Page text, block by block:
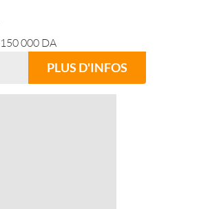
150 000 DA
PLUS D'INFOS